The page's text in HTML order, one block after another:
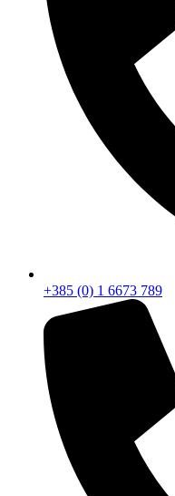
+385 (0) 1 6673 789